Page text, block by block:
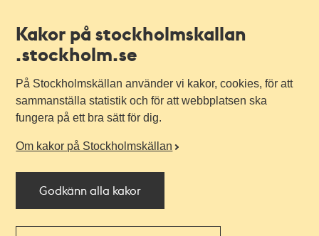
Kakor på stockholmskallan
.stockholm.se
På Stockholmskällan använder vi kakor, cookies, för att
sammanställa statistik och för att webbplatsen ska
fungera på ett bra sätt för dig.
Om kakor på Stockholmskällan
Godkänn alla kakor